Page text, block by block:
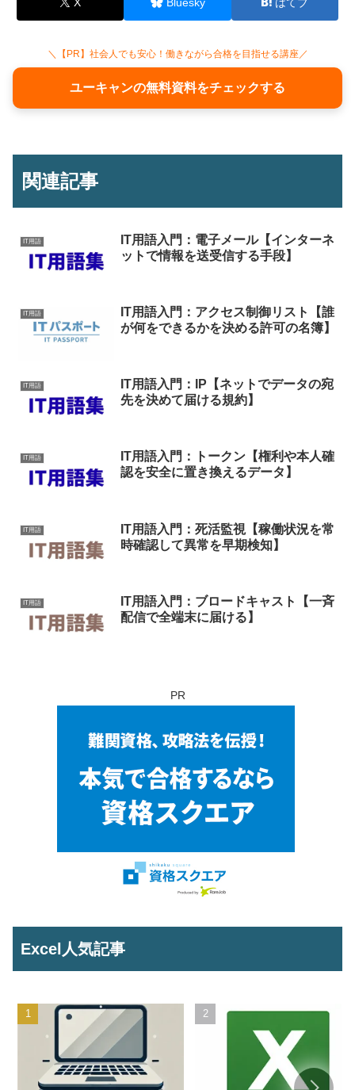
＼【PR】社会人でも安心！働きながら合格を目指せる講座／
ユーキャンの無料資料をチェックする
関連記事
IT用語
IT用語入門：電子メール【インターネ
ットで情報を送受信する手段】
IT用語
IT用語入門：アクセス制御リスト【誰
が何をできるかを決める許可の名簿】
IT用語
IT用語入門：IP【ネットでデータの宛
先を決めて届ける規約】
IT用語
IT用語入門：トークン【権利や本人確
認を安全に置き換えるデータ】
IT用語
IT用語入門：死活監視【稼働状況を常
時確認して異常を早期検知】
IT用語
IT用語入門：ブロードキャスト【一斉
配信で全端末に届ける】
PR
Excel人気記事